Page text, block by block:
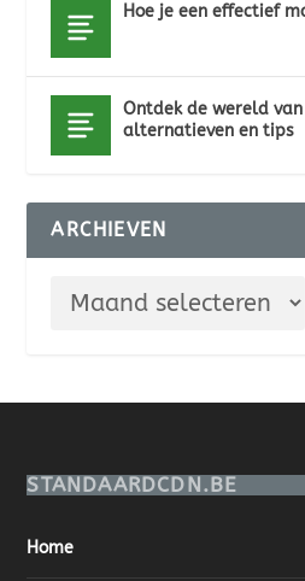
Hoe je een effectief
Ontdek de wereld
alternatieven en tips
ARCHIEVEN
STANDAARDCDN.BE
Home